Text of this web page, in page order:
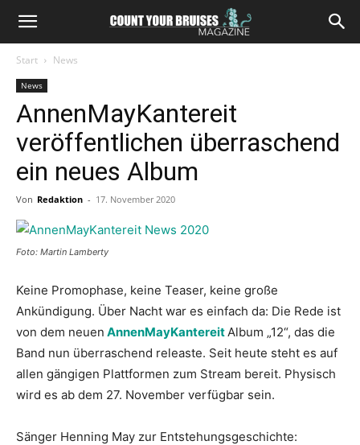
Start News
News
AnnenMayKantereit
veröffentlichen überraschend
ein neues Album
Von Redaktion - 17. November 2020
Foto: Martin Lamberty
Keine Promophase, keine Teaser, keine große
Ankündigung. Über Nacht war es einfach da: Die Rede ist
von dem neuen AnnenMayKantereitAlbum „12“, das die
Band nun überraschend releaste. Seit heute steht es auf
allen gängigen Plattformen zum Stream bereit. Physisch
wird es ab dem 27. November verfügbar sein.
Sänger Henning May zur Entstehungsgeschichte: